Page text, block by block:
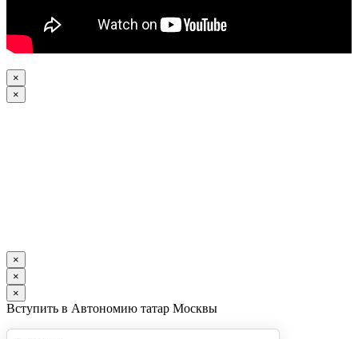
×
×
×
×
×
Вступить в Автономию татар Москвы